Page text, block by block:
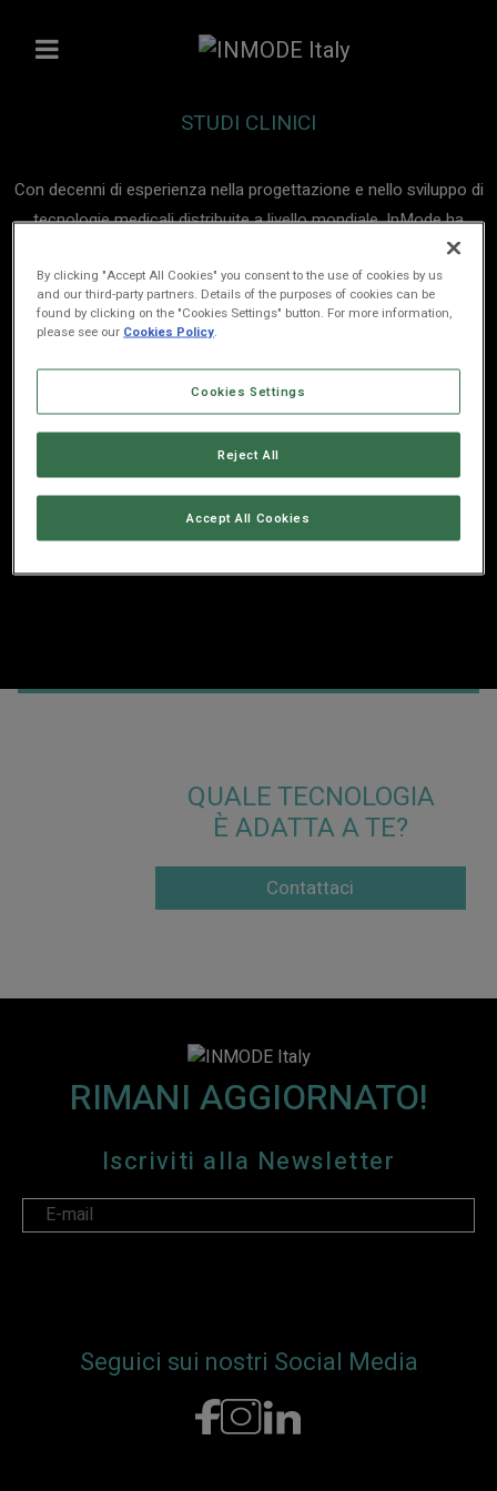
STUDI CLINICI
Con decenni di esperienza nella progettazione e nello sviluppo di
tecnologie medicali distribuite a livello mondiale, InMode ha
definito standard all’avanguardia in molteplici settori, tra cui
quelli della medicina estetica, chirurgia plastica e ginecologia.
Una propensione costante verso l’innovazione e l’eccellenza
clinica che è confermata da oltre 100 brevetti e diritti di proprietà
e 50 pubblicazioni scientifiche peer reviewed e textbook. Scopri
di più sul modo in cui le tecnologie InMode hanno rivoluzionato il
settore medicale attraverso i principali studi clinici di
professionisti a livello internazionale.
QUALE TECNOLOGIA
È ADATTA A TE?
Contattaci
RIMANI AGGIORNATO!
Iscriviti alla Newsletter
Seguici sui nostri Social Media
By clicking "Accept All Cookies" you consent to the use of cookies by us
and our third-party partners. Details of the purposes of cookies can be
found by clicking on the "Cookies Settings" button. For more information,
please see our Cookies Policy.
Cookies Settings
Reject All
Accept All Cookies